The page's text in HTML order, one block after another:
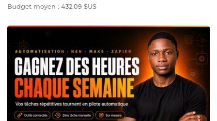
Budget moyen : 432,09 $US